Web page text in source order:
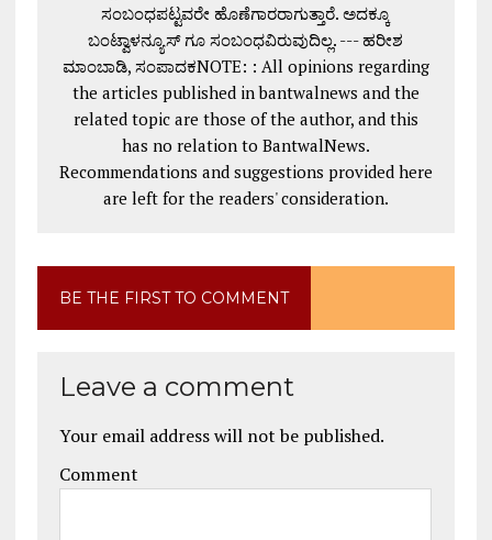
ಸಂಬಂಧಪಟ್ಟವರೇ ಹೊಣೆಗಾರರಾಗುತ್ತಾರೆ. ಅದಕ್ಕೂ
ಬಂಟ್ವಾಳನ್ಯೂಸ್ ಗೂ ಸಂಬಂಧವಿರುವುದಿಲ್ಲ. --- ಹರೀಶ
ಮಾಂಬಾಡಿ, ಸಂಪಾದಕNOTE: : All opinions regarding
the articles published in bantwalnews and the
related topic are those of the author, and this
has no relation to BantwalNews.
Recommendations and suggestions provided here
are left for the readers' consideration.
BE THE FIRST TO COMMENT
Leave a comment
Your email address will not be published.
Comment